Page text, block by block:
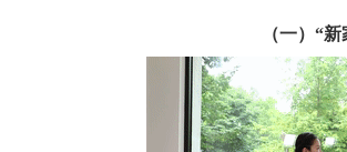
（一）“